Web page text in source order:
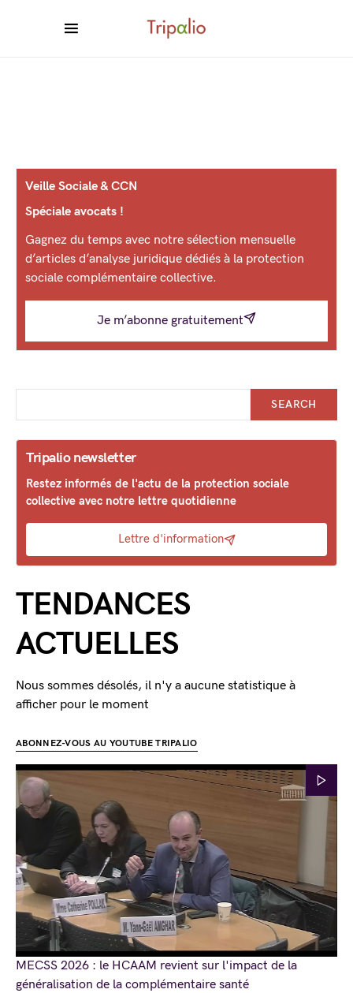
Veille Sociale & CCN
Spéciale avocats !
Gagnez du temps avec notre sélection mensuelle
d’articles d’analyse juridique dédiés à la protection
sociale complémentaire collective.
Je m’abonne gratuitement
SEARCH
Tripalio newsletter
Restez informés de l'actu de la protection sociale
collective avec notre lettre quotidienne
Lettre d'information
TENDANCES
ACTUELLES
Nous sommes désolés, il n'y a aucune statistique à
afficher pour le moment
ABONNEZ-VOUS AU YOUTUBE TRIPALIO
MECSS 2026 : le HCAAM revient sur l'impact de la
généralisation de la complémentaire santé